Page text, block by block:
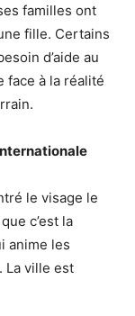
familles ont
fille. Certains
d’aide au
face à la réalité
le visage le
c’est la
anime les
La ville est